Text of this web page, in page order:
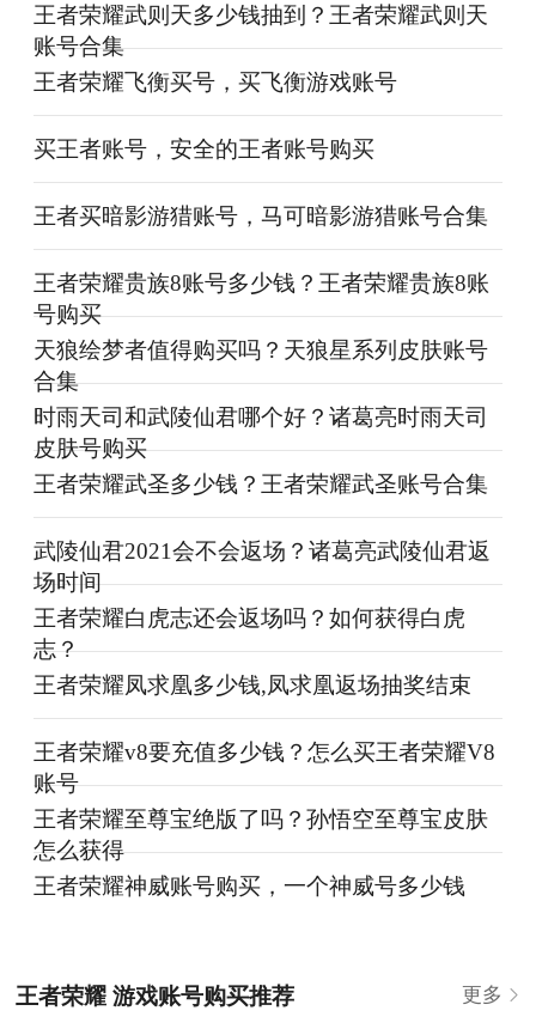
王者荣耀武则天多少钱抽到？王者荣耀武则天
账号合集
王者荣耀飞衡买号，买飞衡游戏账号
买王者账号，安全的王者账号购买
王者买暗影游猎账号，马可暗影游猎账号合集
王者荣耀贵族8账号多少钱？王者荣耀贵族8账
号购买
天狼绘梦者值得购买吗？天狼星系列皮肤账号
合集
时雨天司和武陵仙君哪个好？诸葛亮时雨天司
皮肤号购买
王者荣耀武圣多少钱？王者荣耀武圣账号合集
武陵仙君2021会不会返场？诸葛亮武陵仙君返
场时间
王者荣耀白虎志还会返场吗？如何获得白虎
志？
王者荣耀凤求凰多少钱,凤求凰返场抽奖结束
王者荣耀v8要充值多少钱？怎么买王者荣耀V8
账号
王者荣耀至尊宝绝版了吗？孙悟空至尊宝皮肤
怎么获得
王者荣耀神威账号购买，一个神威号多少钱
王者荣耀 游戏账号购买推荐 更多